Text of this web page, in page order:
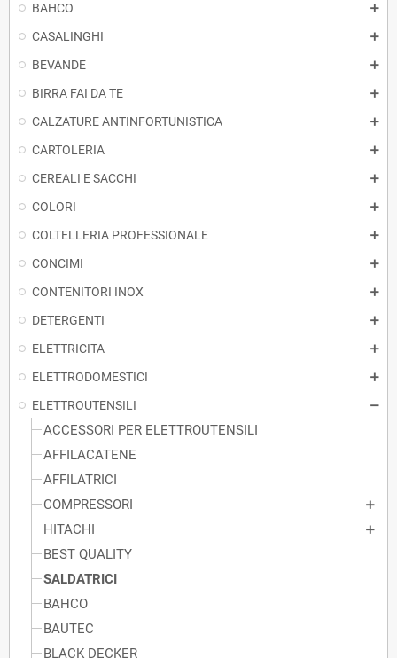
BAHCO
CASALINGHI
BEVANDE
BIRRA FAI DA TE
CALZATURE ANTINFORTUNISTICA
CARTOLERIA
CEREALI E SACCHI
COLORI
COLTELLERIA PROFESSIONALE
CONCIMI
CONTENITORI INOX
DETERGENTI
ELETTRICITA
ELETTRODOMESTICI
ELETTROUTENSILI
ACCESSORI PER ELETTROUTENSILI
AFFILACATENE
AFFILATRICI
COMPRESSORI
HITACHI
BEST QUALITY
SALDATRICI
BAHCO
BAUTEC
BLACK DECKER